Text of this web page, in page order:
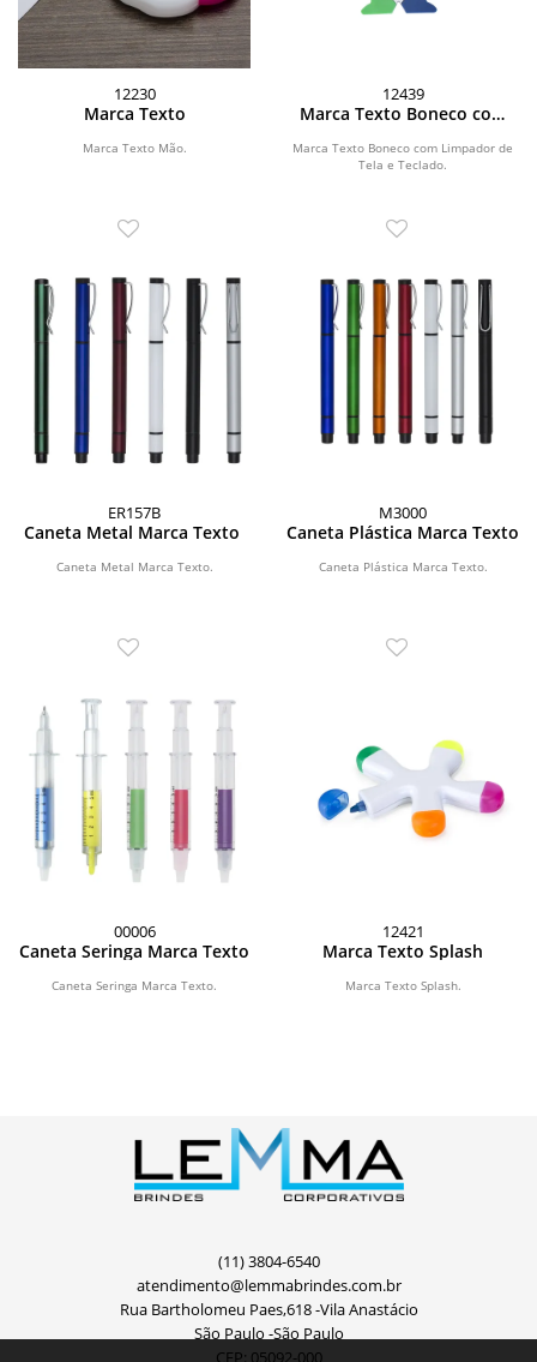
12230
Marca Texto
Marca Texto Mão.
12439
Marca Texto Boneco com
Marca Texto Boneco com Limpador de
Tela e Teclado.
ER157B
Caneta Metal Marca Texto
Caneta Metal Marca Texto.
M3000
Caneta Plástica Marca Texto
Caneta Plástica Marca Texto.
00006
Caneta Seringa Marca Texto
Caneta Seringa Marca Texto.
12421
Marca Texto Splash
Marca Texto Splash.
(11) 3804-6540
atendimento@lemmabrindes.com.br
Rua Bartholomeu Paes,618 -Vila Anastácio
São Paulo -São Paulo